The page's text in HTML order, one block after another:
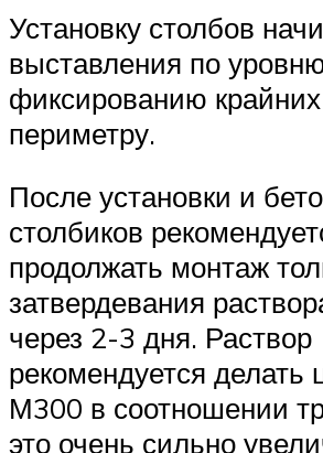
Установку столбов
выставления по
фиксированию
периметру.
После установки и
столбиков
продолжать монтаж
затвердевания
через 2-3 дня. Раствор
рекомендуется делать
М300 в соотношении
это очень сильно